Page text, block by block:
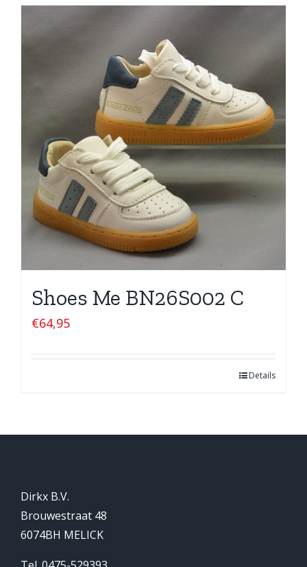
Shoes Me BN26S002 C
€64,95
Details
Dirkx B.V.
Brouwestraat 48
6074BH MELICK